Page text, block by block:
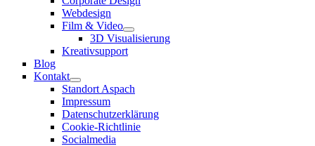
Webdesign
Film & Video
3D Visualisierung
Kreativsupport
Blog
Kontakt
Standort Aspach
Impressum
Datenschutzerklärung
Cookie-Richtlinie
Socialmedia